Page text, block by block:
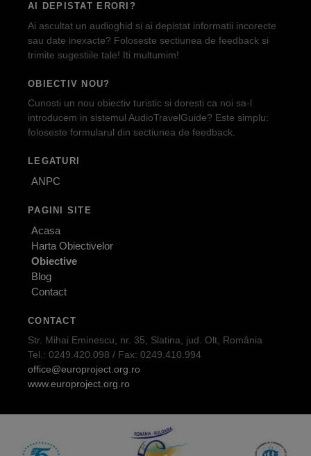
AI DEPISTAT ERORI?
Ai ascultat un audioghid si ai depistat informatii incorecte
sau date inexacte? Foloseste sectiunea de feedback si
trimite sugestiile tale! Iti multumim!
OBIECTIV NOU?
Cunosti un nou obiectiv turistic si doresti ca noi sa-l
introducem in sistemul AudioTravelGuide? Este simplu:
foloseste formularul din sectiunea de feedback.
LEGATURI
ANPC
PAGINI SITE
Acasa
Harta Obiectivelor
Obiective
Blog
Contact
CONTACT
Str. Mihai Eminescu, nr. 35, Slatina, jud. Olt, România
Tel.: 0249.420.098 / Fax: 0249.410.994
office@europroject.org.ro
www.europroject.org.ro